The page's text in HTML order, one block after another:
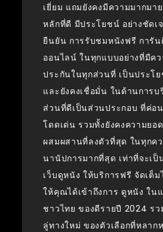
เยี่ยม แถมยังคงมีความมากมา
หลักที่ดี มีประโยชน์ อย่างชัดเ
ยืนยัน การรับชมหนังฟรี การั
ออนไลน์ ในทุกแบบอย่างที่มีค
ประกันในทุกส่วนที่ เป็นประโ
และยังคงเชื่อมั่น ในด้านการบ
ส่วนที่ดีเป็นส่วนประกอบ ที่ค่อ
โดดเด่น รวมทั้งยังคงความยอ
ผสมผสานที่ลงตัวที่สุด ในทุกค
นานัปการมากที่สุด เท่าที่จะเป็
เว็บดูหนัง ให้บริการฟรี จัดเต็ม
ให้คุณได้เข้าถึงการ ดูหนัง ใน
ชาวไทย ของดีรายปี 2024 รว
ลู่ทางใหม่ ของตัวเลือกที่หลาก